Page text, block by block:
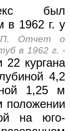
был
1962 г. у
Отчет о
в 1962 г. -
22 кургана
4,2
1,25 м
положении
на юго-